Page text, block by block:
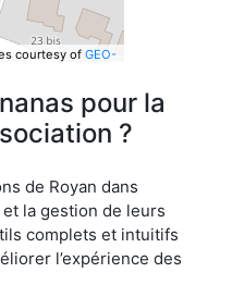
courtesy of GEO-
pour la
?
de Royan dans
la gestion de leurs
complets et intuitifs
l’expérience des